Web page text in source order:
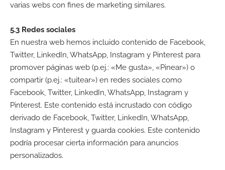
varias webs con fines de marketing similares.
5.3 Redes sociales
En nuestra web hemos incluido contenido de Facebook,
Twitter, LinkedIn, WhatsApp, Instagram y Pinterest para
promover páginas web (p.ej.: «Me gusta», «Pinear») o
compartir (p.ej.: «tuitear») en redes sociales como
Facebook, Twitter, LinkedIn, WhatsApp, Instagram y
Pinterest. Este contenido está incrustado con código
derivado de Facebook, Twitter, LinkedIn, WhatsApp,
Instagram y Pinterest y guarda cookies. Este contenido
podría procesar cierta información para anuncios
personalizados.